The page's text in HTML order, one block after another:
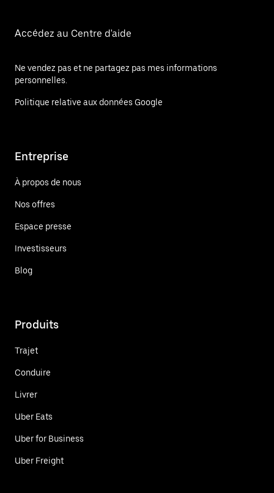
Accédez au Centre d'aide
Ne vendez pas et ne partagez pas mes informations
personnelles.
Politique relative aux données Google
Entreprise
À propos de nous
Nos offres
Espace presse
Investisseurs
Blog
Produits
Trajet
Conduire
Livrer
Uber Eats
Uber for Business
Uber Freight